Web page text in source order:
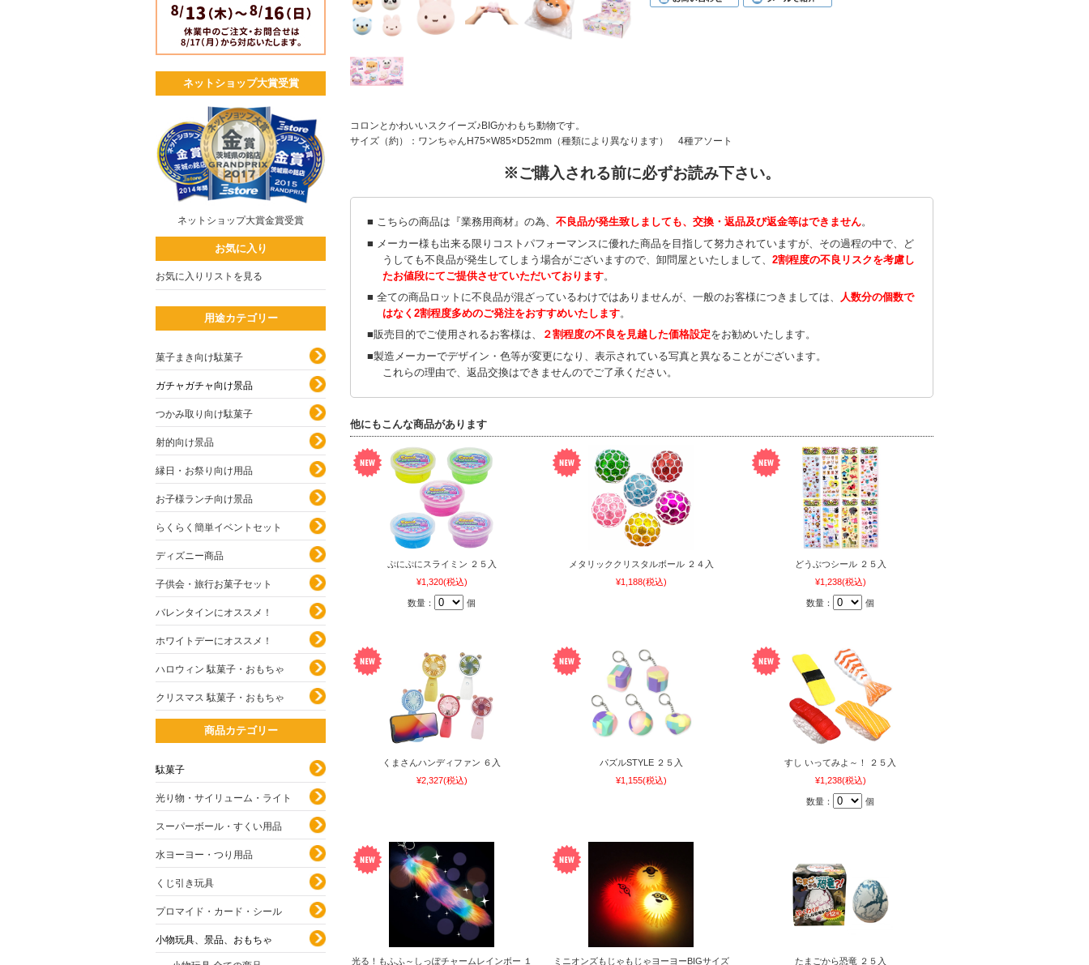
コロンとかわいいスクイーズ♪BIGかわもち動物です。
サイズ（約）：ワンちゃんH75×W85×D52mm（種類により異なります） 4種アソート
※ご購入される前に必ずお読み下さい。
■ こちらの商品は『業務用商材』の為、 不良品が発生致しましても、交換・返品及び返金等はできません。
■ メーカー様も出来る限りコストパフォーマンスに優れた商品を目指して努力されていますが、その過程の中で、ど
うしても不良品が発生してしまう場合がございますので、卸問屋といたしまして、2割程度の不良リスクを考慮し
たお値段にてご提供させていただいております。
■ 全ての商品ロットに不良品が混ざっているわけではありませんが、一般のお客様につきましては、
人数分の個数で
はなく2割程度多めのご発注をおすすめいたします。
■販売目的でご使用されるお客様は、
２割程度の不良を見越した価格設定をお勧めいたします。
■製造メーカーでデザイン・色等が変更になり、表示されている写真と異なることがございます。
これらの理由で、返品交換はできませんのでご了承ください。
他にもこんな商品があります
ぷにぷにスライミン ２５入
¥1,320(税込)
数量： 個
メタリッククリスタルボール ２４入
¥1,188(税込)
どうぶつシール ２５入
¥1,238(税込)
数量： 個
くまさんハンディファン ６入
¥2,327(税込)
パズルSTYLE ２５入
¥1,155(税込)
すし いってみよ～！ ２５入
¥1,238(税込)
数量： 個
光る！もふふ～しっぽチャームレインボー １ ミニオンズもじゃもじゃヨーヨーBIGサイズ たまごから恐竜 ２５入
ネットショップ大賞受賞
ネットショップ大賞金賞受賞
お気に入り
お気に入りリストを見る
用途カテゴリー
菓子まき向け駄菓子
ガチャガチャ向け景品
つかみ取り向け駄菓子
射的向け景品
縁日・お祭り向け用品
お子様ランチ向け景品
らくらく簡単イベントセット
ディズニー商品
子供会・旅行お菓子セット
バレンタインにオススメ！
ホワイトデーにオススメ！
ハロウィン 駄菓子・おもちゃ
クリスマス 駄菓子・おもちゃ
商品カテゴリー
駄菓子
光り物・サイリューム・ライト
スーパーボール・すくい用品
水ヨーヨー・つり用品
くじ引き玩具
プロマイド・カード・シール
小物玩具、景品、おもちゃ